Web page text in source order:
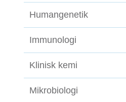
Humangenetik
Immunologi
Klinisk kemi
Mikrobiologi